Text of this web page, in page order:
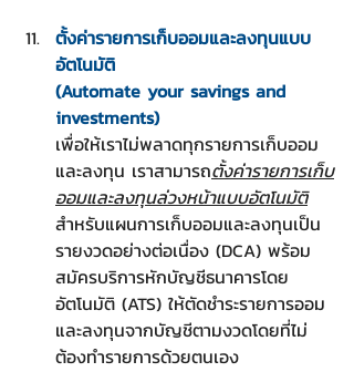
ตั้งค่ารายการเก็บออมและลงทุนแบบ
อัตโนมัติ
(Automate your savings and
investments)
เพื่อให้เราไม่พลาดทุกรายการเก็บออม
และลงทุน เราสามารถตั้งค่ารายการเก็บ
ออมและลงทุนล่วงหน้าแบบอัตโนมัติ
สำหรับแผนการเก็บออมและลงทุนเป็น
รายงวดอย่างต่อเนื่อง (DCA) พร้อม
สมัครบริการหักบัญชีธนาคารโดย
อัตโนมัติ (ATS) ให้ตัดชำระรายการออม
และลงทุนจากบัญชีตามงวดโดยที่ไม่
ต้องทำรายการด้วยตนเอง